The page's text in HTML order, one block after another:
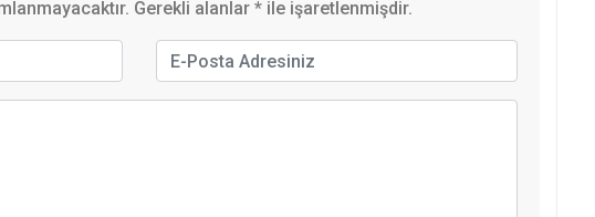
Gerekli alanlar * ile işaretlenmişdir.